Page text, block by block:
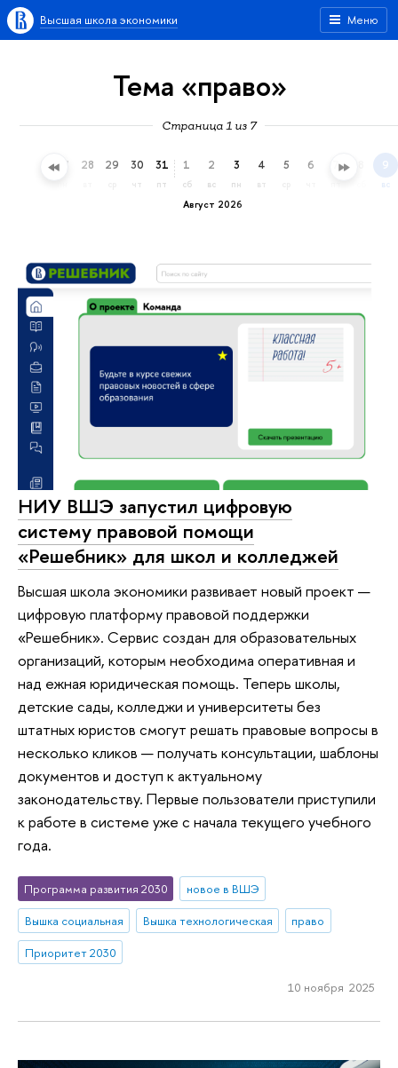
Меню
Высшая школа экономики
Тема «право»
Страница 1 из 7
27 28 29 30
чт
31
пт
Август 2026
1
сб
2
вс
3
пн
4
вт
5 6 7 9
вс
НИУ ВШЭ запустил цифровую
систему правовой помощи
«Решебник» для школ и колледжей
Высшая школа экономики развивает новый проект —
цифровую платформу правовой поддержки
«Решебник». Сервис создан для образовательных
организаций, которым необходима оперативная и
над ежная юридическая помощь. Теперь школы,
детские сады, колледжи и университеты без
штатных юристов смогут решать правовые вопросы в
несколько кликов — получать консультации, шаблоны
документов и доступ к актуальному
законодательству. Первые пользователи приступили
к работе в системе уже с начала текущего учебного
года.
Программа развития 2030
новое в ВШЭ
Вышка социальная
Вышка технологическая
право
Приоритет 2030
10 ноября 2025